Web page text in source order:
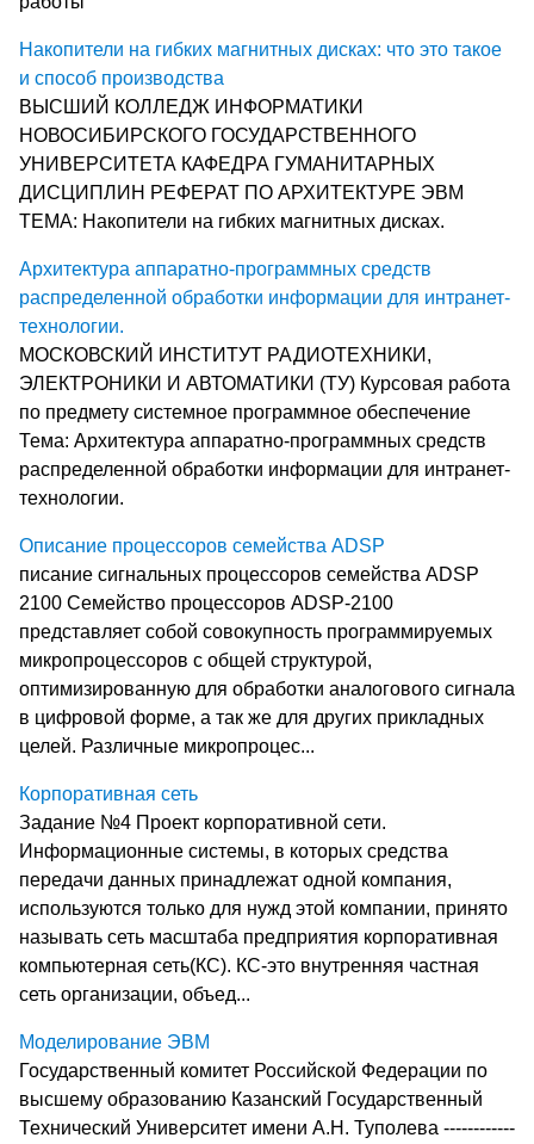
Накопители на гибких магнитных дисках: что это такое
и способ производства
ВЫСШИЙ КОЛЛЕДЖ ИНФОРМАТИКИ
НОВОСИБИРСКОГО ГОСУДАРСТВЕННОГО
УНИВЕРСИТЕТА КАФЕДРА ГУМАНИТАРНЫХ
ДИСЦИПЛИН РЕФЕРАТ ПО АРХИТЕКТУРЕ ЭВМ
ТЕМА: Накопители на гибких магнитных дисках.
Архитектура аппаратно-программных средств
распределенной обработки информации для интранет-
технологии.
МОСКОВСКИЙ ИНСТИТУТ РАДИОТЕХНИКИ,
ЭЛЕКТРОНИКИ И АВТОМАТИКИ (ТУ) Курсовая работа
по предмету системное программное обеспечение
Тема: Архитектура аппаратно-программных средств
распределенной обработки информации для интранет-
технологии.
Описание процессоров семейства ADSP
писание сигнальных процессоров семейства ADSP
2100 Семейство процессоров ADSP-2100
представляет собой совокупность программируемых
микропроцессоров с общей структурой,
оптимизированную для обработки аналогового сигнала
в цифровой форме, а так же для других прикладных
целей. Различные микропроцес...
Корпоративная сеть
Задание №4 Проект корпоративной сети.
Информационные системы, в которых средства
передачи данных принадлежат одной компания,
используются только для нужд этой компании, принято
называть сеть масштаба предприятия корпоративная
компьютерная сеть(КС). КС-это внутренняя частная
сеть организации, объед...
Моделирование ЭВМ
Государственный комитет Российской Федерации по
высшему образованию Казанский Государственный
Технический Университет имени А.Н. Туполева ------------